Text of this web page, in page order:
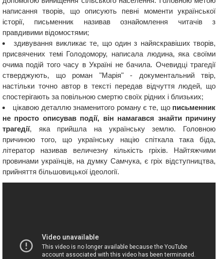
написання творів, що описують певні моменти української
історії, письменник називав ознайомлення читачів з
правдивими відомостями;
здивування викликає те, що один з найяскравіших творів,
присвячених темі Голодомору, написала людина, яка своїми
очима подій того часу в Україні не бачила. Очевидці трагедії
стверджують, що роман "Марія" - документальний твір,
настільки точно автор в тексті передав відчуття людей, що
спостерігають за повільною смертю своїх рідних і близьких;
цікавою деталлю знаменитого роману є те, що письменник
не просто описував події, він намагався знайти причину
трагедії, яка прийшла на українську землю. Головною
причиною того, що українську націю спіткала така біда,
літератор називав величезну кількість гріхів. Найтяжчими
провинами українців, на думку Самчука, є гріх відступництва,
прийняття більшовицької ідеології.